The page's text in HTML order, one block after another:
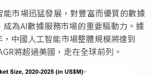
能市場迅猛發展，對豐富而優質的數據
為AI數據服務市場的重要驅動力。據
中國人工智能市場整體規模將達到
將超過美國，走在全球前列。